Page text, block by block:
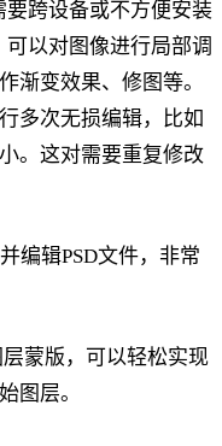
要跨设备或不方便安装
以对图像进行局部调
渐变效果、修图等。
多次无损编辑，比如
。这对需要重复修改
编辑PSD文件，非常
蒙版，可以轻松实现
图层。